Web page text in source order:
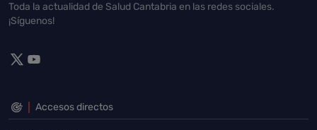
Toda la actualidad de Salud Cantabria en las redes sociales.
¡Síguenos!
Accesos directos